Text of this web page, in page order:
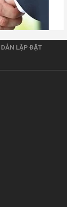
DẪN LẶP ĐẶT